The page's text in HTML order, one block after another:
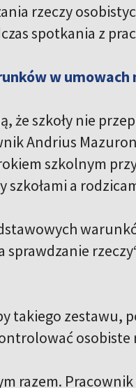
rzeczy
spotkania z
w umowach
że szkoły nie
Andrius
szkolnym
a
takiego zestawu,
osobiste
razem.